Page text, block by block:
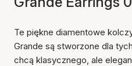
Te piękne diamentowe
Grande są stworzone dla
chcą klasycznego, ale